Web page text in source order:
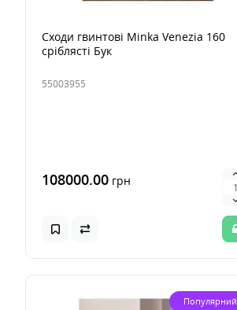
Сходи гвинтові Minka Venezia 160
сріблясті Бук
55003955
108000.00 грн
Популярний